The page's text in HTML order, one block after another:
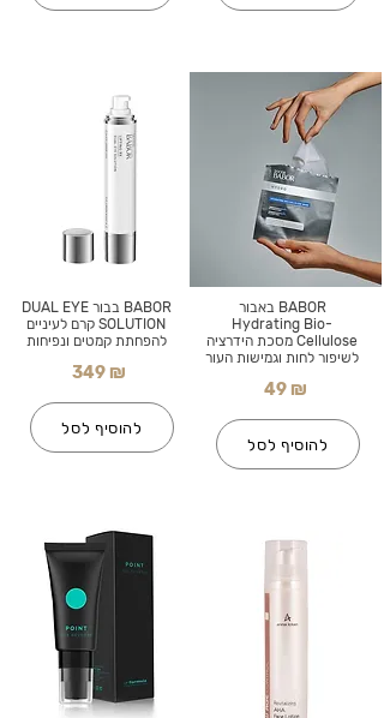
BABOR בבור DUAL EYE
SOLUTION קרם לעיניים
להפחתת קמטים ונפיחות
349 ₪
להוסיף לסל
BABOR באבור
Hydrating Bio-
Cellulose מסכת הידרציה
לשיפור לחות וגמישות העור
49 ₪
להוסיף לסל